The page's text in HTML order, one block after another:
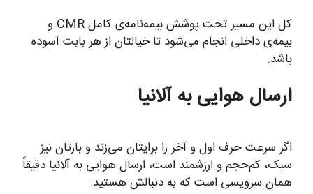
کل این مسیر تحت پوشش بیمه‌نامه‌ی کامل CMR و
بیمه‌ی داخلی انجام می‌شود تا خیالتان از هر بابت آسوده
باشد.
ارسال هوایی به آلانیا
اگر سرعت حرف اول و آخر را برایتان می‌زند و بارتان نیز
سبک، کم‌حجم و ارزشمند است، ارسال هوایی به آلانیا دقیقاً
همان سرویسی است که به دنبالش هستید.